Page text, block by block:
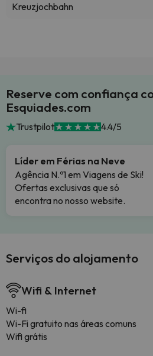
Kreuzjochbahn
Reserve com confiança
Esquiades.com
Trustpilot 4.4/5
Líder em Férias na Neve
Agência N.º1 em Viagens de Ski!
Ofertas exclusivas que só
encontra no nosso website.
Serviços do alojamento
Wifi & Internet
Wi-fi
Wi-Fi gratuito nas áreas comuns
Wifi grátis